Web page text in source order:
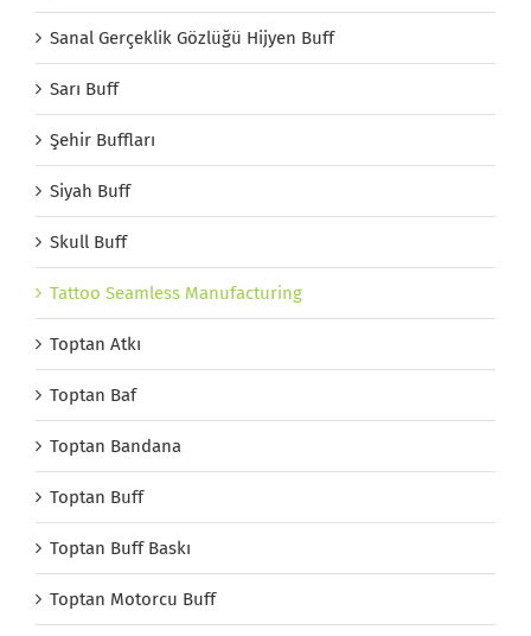
Sanal Gerçeklik Gözlüğü Hijyen Buff
Sarı Buff
Şehir Buffları
Siyah Buff
Skull Buff
Tattoo Seamless Manufacturing
Toptan Atkı
Toptan Baf
Toptan Bandana
Toptan Buff
Toptan Buff Baskı
Toptan Motorcu Buff